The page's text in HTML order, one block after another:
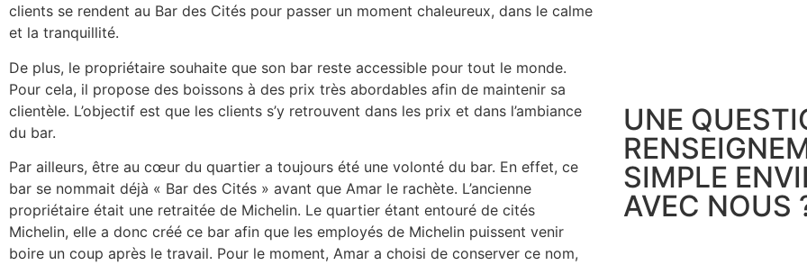
clients se rendent au Bar des Cités pour passer un moment chaleureux, dans le calme
et la tranquillité.
De plus, le propriétaire souhaite que son bar reste accessible pour tout le monde.
Pour cela, il propose des boissons à des prix très abordables afin de maintenir sa
clientèle. L’objectif est que les clients s’y retrouvent dans les prix et dans l’ambiance
du bar.
Par ailleurs, être au cœur du quartier a toujours été une volonté du bar. En effet, ce
bar se nommait déjà « Bar des Cités » avant que Amar le rachète. L’ancienne
propriétaire était une retraitée de Michelin. Le quartier étant entouré de cités
Michelin, elle a donc créé ce bar afin que les employés de Michelin puissent venir
boire un coup après le travail. Pour le moment, Amar a choisi de conserver ce nom,
UNE
SIMPLE
AVEC NOUS